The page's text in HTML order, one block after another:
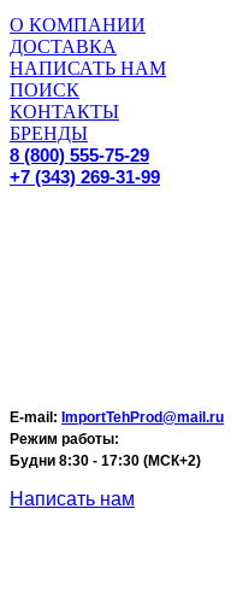
О КОМПАНИИ
ДОСТАВКА
НАПИСАТЬ НАМ
ПОИСК
КОНТАКТЫ
БРЕНДЫ
8 (800) 555-75-29
+7 (343) 269-31-99
E-mail: ImportTehProd@mail.ru
Режим работы:
Будни 8:30 - 17:30 (МСК+2)
Написать нам